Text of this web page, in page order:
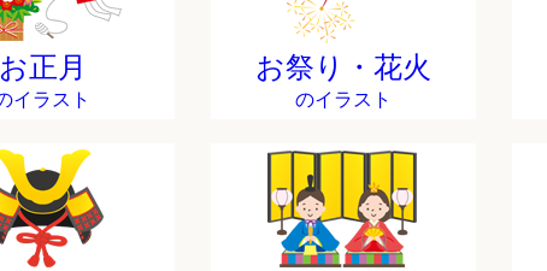
お正月
イラスト
お祭り・花火
のイラスト